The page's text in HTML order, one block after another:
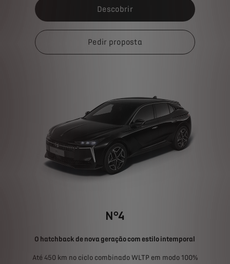
Descobrir
Pedir proposta
N°4
O hatchback de nova geração com estilo intemporal
Até 450 km no ciclo combinado WLTP em modo 100%